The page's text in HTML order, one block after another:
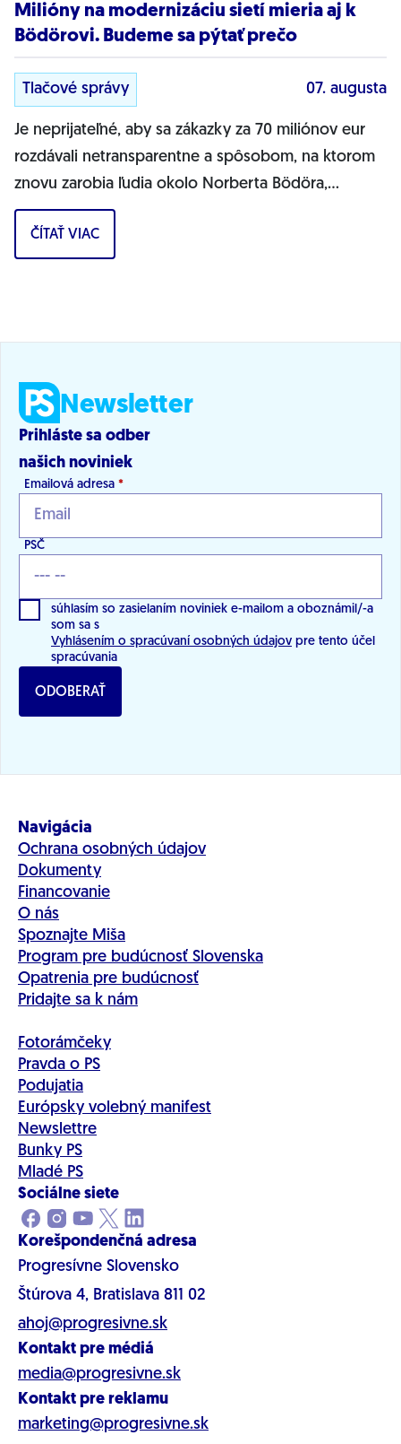
Milióny na modernizáciu sietí mieria aj k
Bödörovi. Budeme sa pýtať prečo
Tlačové správy 07. augusta
Je neprijateľné, aby sa zákazky za 70 miliónov eur
rozdávali netransparentne a spôsobom, na ktorom
znovu zarobia ľudia okolo Norberta Bödöra,
povedal podpredseda Progresívneho Slovenska a...
ČÍTAŤ VIAC
Newsletter
Prihláste sa odber
našich noviniek
Emailová adresa *
PSČ
súhlasím so zasielaním noviniek e-mailom a oboznámil/-a
som sa s
Vyhlásením o spracúvaní osobných údajov pre tento účel
spracúvania
ODOBERAŤ
Navigácia
Ochrana osobných údajov
Dokumenty
Financovanie
O nás
Spoznajte Miša
Program pre budúcnosť Slovenska
Opatrenia pre budúcnosť
Pridajte sa k nám
Fotorámčeky
Pravda o PS
Podujatia
Európsky volebný manifest
Newslettre
Bunky PS
Mladé PS
Sociálne siete
Korešpondenčná adresa
Progresívne Slovensko
Štúrova 4, Bratislava 811 02
ahoj@progresivne.sk
Kontakt pre médiá
media@progresivne.sk
Kontakt pre reklamu
marketing@progresivne.sk